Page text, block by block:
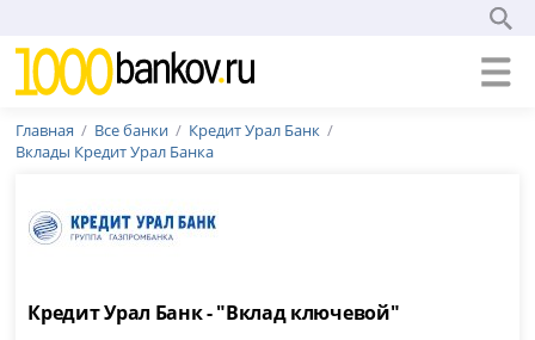
Главная Все банки
Кредит Урал Банк
Вклады Кредит Урал Банка
Кредит Урал Банк - "Вклад ключевой"